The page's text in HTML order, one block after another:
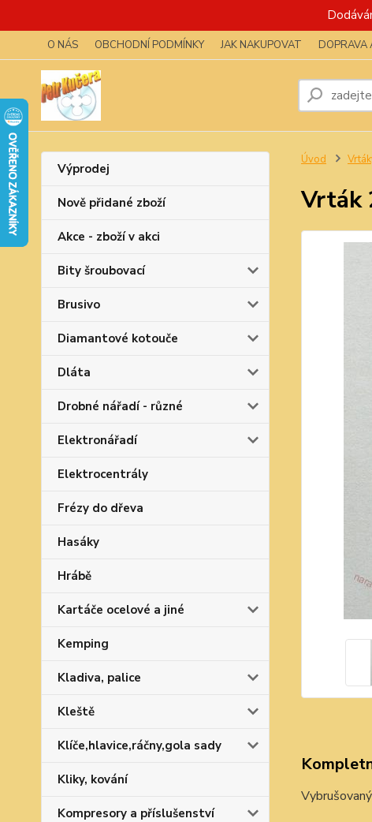
O NÁS OBCHODNÍ PODMÍNKY JAK NAKUPOVAT DOPRAVA
Výprodej
Nově přidané zboží
Akce - zboží v akci
Bity šroubovací
Brusivo
Diamantové kotouče
Dláta
Drobné nářadí - různé
Elektronářadí
Elektrocentrály
Frézy do dřeva
Hasáky
Hrábě
Kartáče ocelové a jiné
Kemping
Kladiva, palice
Kleště
Klíče,hlavice,ráčny,gola sady
Kliky, kování
Kompresory a příslušenství
Úvod
Vrták